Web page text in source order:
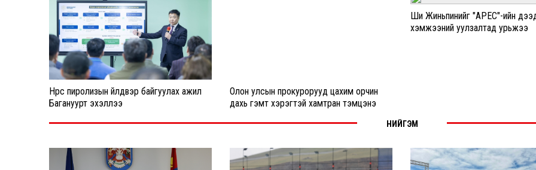
Нүүрс пиролизын үйлдвэр байгуулах ажил
Багануурт эхэллээ
Олон улсын прокурорууд цахим орчин
дахь гэмт хэрэгтэй хамтран тэмцэнэ
Ши Жиньпинийг "APEC"-ийн
хэмжээний уулзалтад урьжээ
НИЙГЭМ